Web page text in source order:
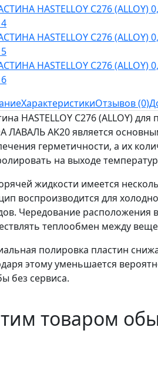
ХарактеристикиОтзывов (0)
HASTELLOY C276 (ALLOY)
ЛАВАЛЬ AK20 является
герметичности, а их
на выходе
жидкости имеется
воспроизводится для
Чередование расположения
теплообмен между
полировка пластин
этому уменьшается
без сервиса.
товаром